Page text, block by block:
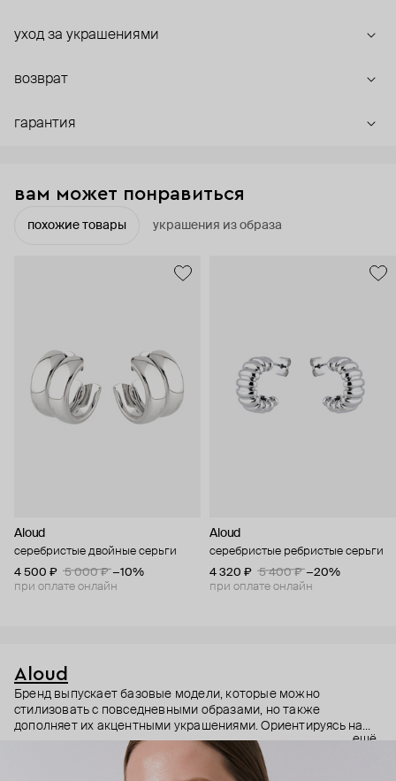
уход за украшениями
возврат
гарантия
вам может понравиться
похожие товары украшения из образа
Aloud
серебристые двойные серьги
4 500 ₽
5 000 ₽ −10%
при оплате онлайн
Aloud
серебристые ребристые серьги
4 320 ₽
5 400 ₽ −20%
при оплате онлайн
Aloud
Бренд выпускает базовые модели, которые можно
стилизовать с повседневными образами, но также
дополняет их акцентными украшениями. Ориентируясь на
долгосрочные тренды, вдохновляясь культурой, искусством и
людьми, Aloud показывает коллекции несколько раз в год. А
в названии бренда зашифрован призыв слушать внутренний
ещё